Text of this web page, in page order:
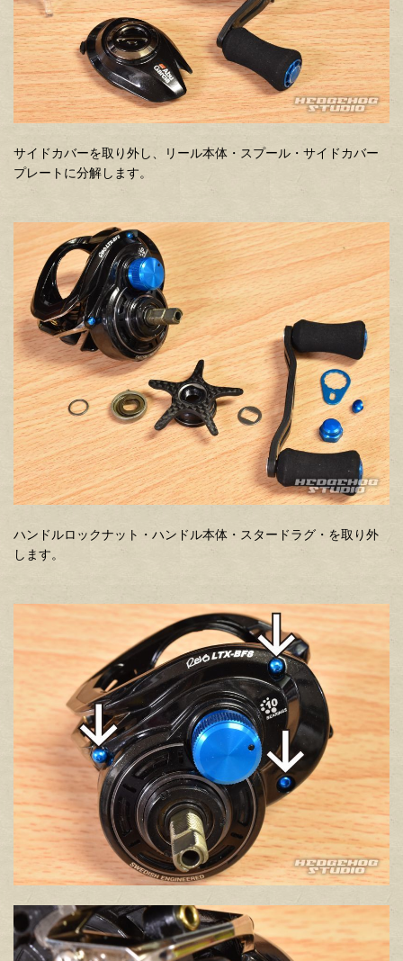
サイドカバーを取り外し、リール本体・スプール・サイドカバー
プレートに分解します。
ハンドルロックナット・ハンドル本体・スタードラグ・を取り外
します。